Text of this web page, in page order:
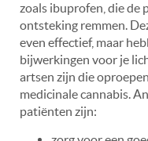
zoals ibuprofen, die de
ontsteking remmen.
even effectief, maar
bijwerkingen voor je
artsen zijn die oproepen
medicinale cannabis.
patiënten zijn: